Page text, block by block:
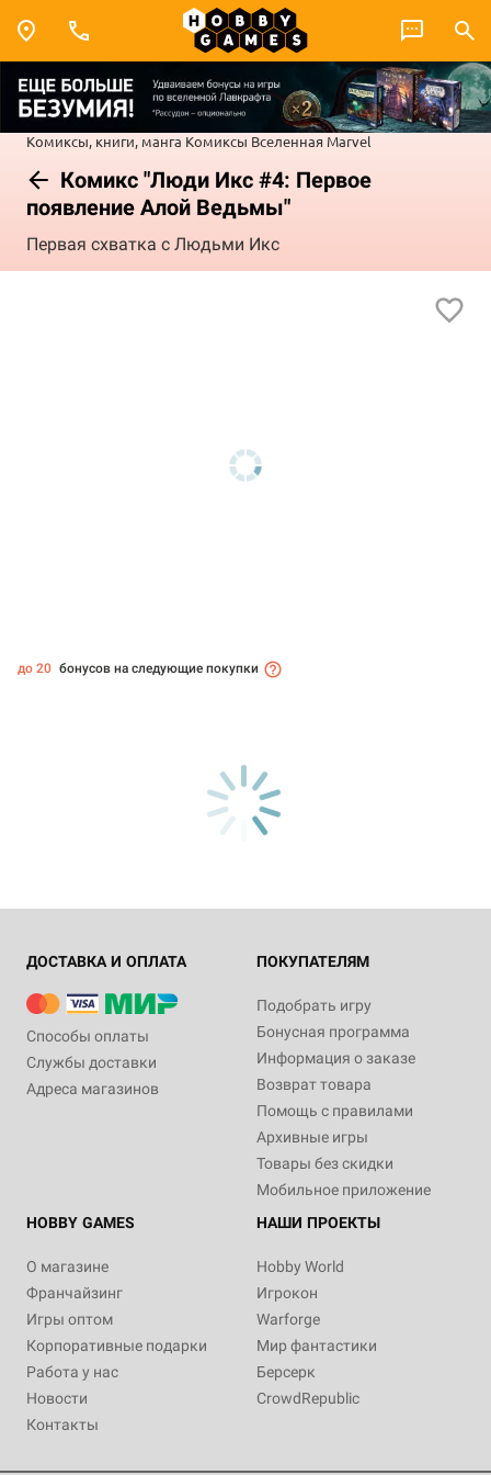
Комиксы, книги, манга Комиксы Вселенная Marvel
Комикс "Люди Икс #4: Первое
появление Алой Ведьмы"
Первая схватка с Людьми Икс
до 20 бонусов на следующие покупки
ДОСТАВКА И ОПЛАТА
Способы оплаты
Службы доставки
Адреса магазинов
ПОКУПАТЕЛЯМ
Подобрать игру
Бонусная программа
Информация о заказе
Возврат товара
Помощь с правилами
Архивные игры
Товары без скидки
Мобильное приложение
HOBBY GAMES
О магазине
Франчайзинг
Игры оптом
Корпоративные подарки
Работа у нас
Новости
Контакты
НАШИ ПРОЕКТЫ
Hobby World
Игрокон
Warforge
Мир фантастики
Берсерк
CrowdRepublic